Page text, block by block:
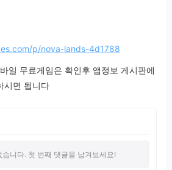
p/nova-lands-4d1788
일 무료게임은 확인후 앱정보 게시판에
시면 됩니다
습니다. 첫 번째 댓글을 남겨보세요!